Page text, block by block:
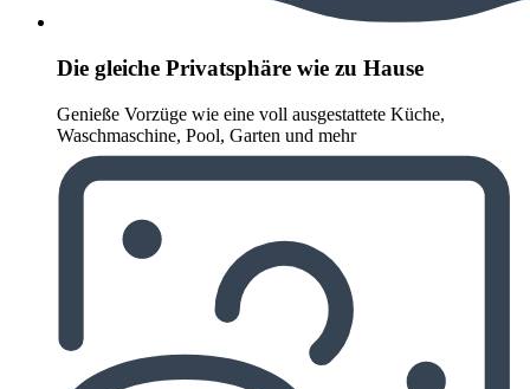
Die gleiche Privatsphäre wie zu Hause
Genieße Vorzüge wie eine voll ausgestattete Küche,
Waschmaschine, Pool, Garten und mehr